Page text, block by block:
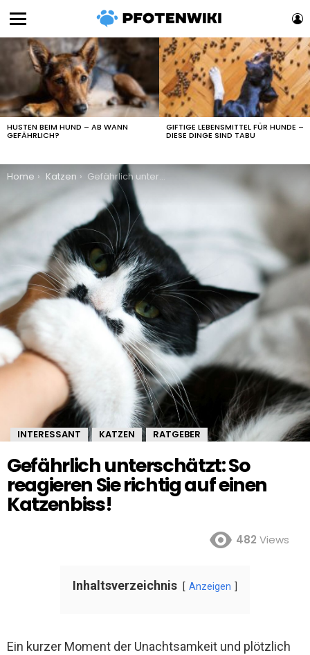
LATEST
STORIES
HUSTEN BEIM HUND – AB WANN
GEFÄHRLICH?
GIFTIGE LEBENSMITTEL FÜR HUNDE –
DIESE DINGE SIND TABU
You are here:
Home Katzen Gefährlich unterschätzt: So reagieren Sie richtig auf einen Katzenbiss!
INTERESSANT , KATZEN , RATGEBER
Gefährlich unterschätzt: So
reagieren Sie richtig auf einen
Katzenbiss!
482 Views
Inhaltsverzeichnis Anzeigen
Ein kurzer Moment der Unachtsamkeit und plötzlich